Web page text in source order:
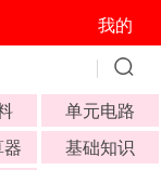
我的
单元电路
基础知识